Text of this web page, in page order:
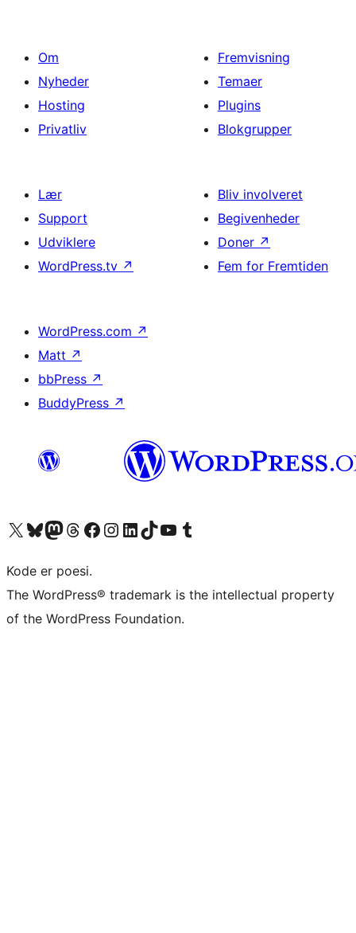
Om
Nyheder
Hosting
Privatliv
Fremvisning
Temaer
Plugins
Blokgrupper
Lær
Support
Udviklere
WordPress.tv ↗
Bliv involveret
Begivenheder
Doner ↗
Fem for Fremtiden
WordPress.com ↗
Matt ↗
bbPress ↗
BuddyPress ↗
Besøg vores X (tidligere Twitter) konto
Besøg vores Bluesky-konto
Besøg vores Mastodon konto
Besøg vores Threads-konto
Besøg vores Facebook sideBesøg vores Instagram konto
Besøg vores LinkedIn konto
Besøg vores TikTok-konto
Besøg vores YouTube-kanalBesøg vores Tumblr-konto
Kode er poesi.
The WordPress® trademark is the intellectual property
of the WordPress Foundation.